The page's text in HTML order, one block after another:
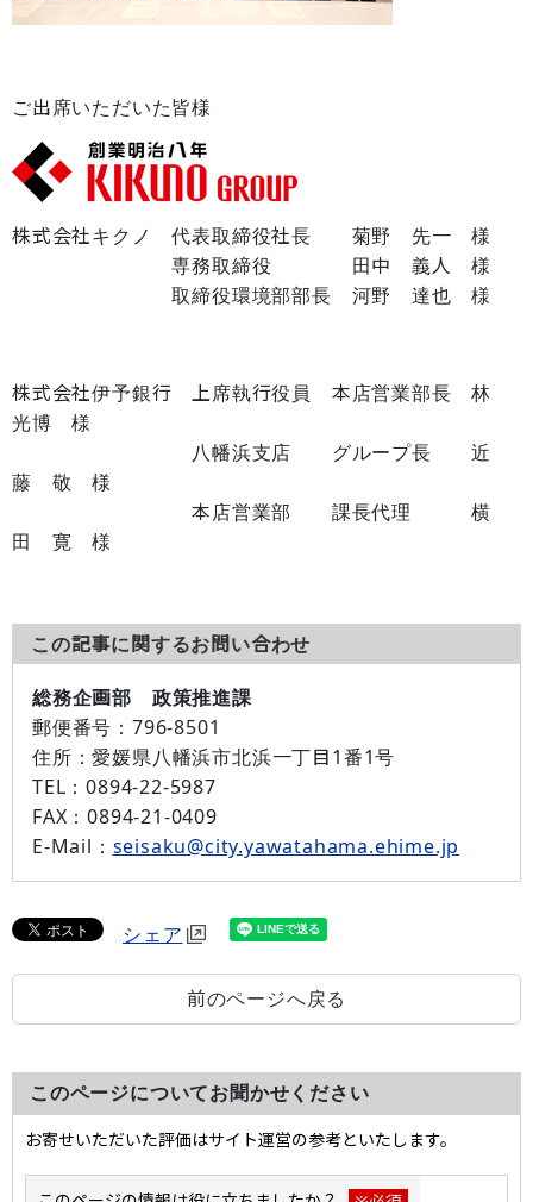
ご出席いただいた皆様
株式会社キクノ 代表取締役社長 菊野 先一 様
専務取締役 田中 義人 様
取締役環境部部長 河野 達也 様
株式会社伊予銀行 上席執行役員 本店営業部長 林
光博 様
八幡浜支店 グループ長 近
藤 敬 様
本店営業部 課長代理 横
田 寛 様
この記事に関するお問い合わせ
総務企画部 政策推進課
郵便番号： 796-8501
住所：愛媛県八幡浜市北浜一丁目1番1号
TEL：0894-22-5987
FAX：0894-21-0409
E-Mail： seisaku@city.yawatahama.ehime.jp
シェア
前のページへ戻る
このページについてお聞かせください